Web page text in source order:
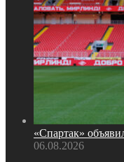
«Спартак»
06.08.2026